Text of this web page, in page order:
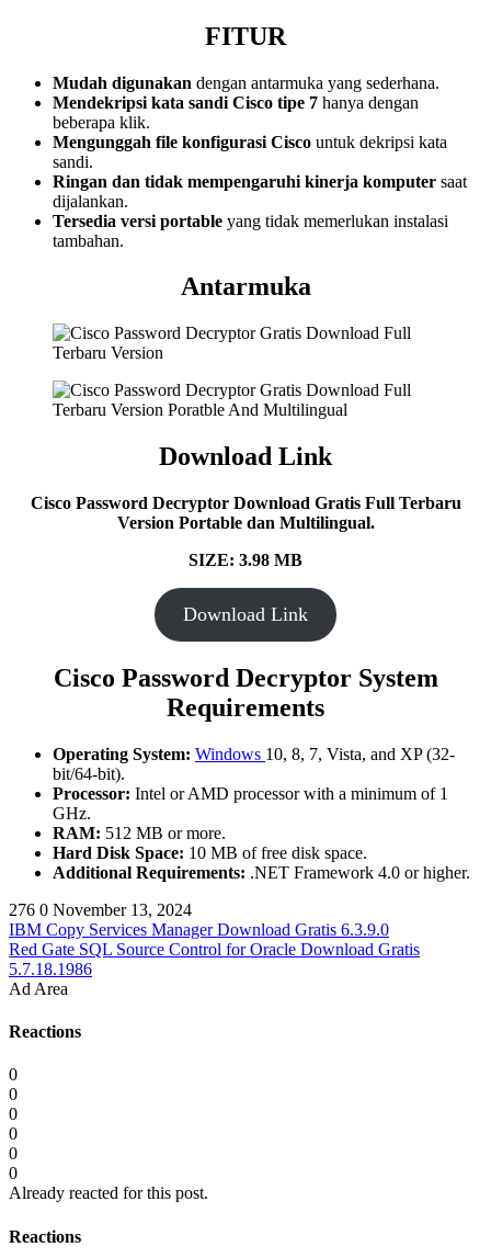
FITUR
Mudah digunakan dengan antarmuka yang sederhana.
Mendekripsi kata sandi Cisco tipe 7 hanya dengan
beberapa klik.
Mengunggah file konfigurasi Cisco untuk dekripsi kata
sandi.
Ringan dan tidak mempengaruhi kinerja komputer saat
dijalankan.
Tersedia versi portable yang tidak memerlukan instalasi
tambahan.
Antarmuka
Download Link
Cisco Password Decryptor Download Gratis Full Terbaru
Version Portable dan Multilingual.
SIZE: 3.98 MB
Download Link
Cisco Password Decryptor System
Requirements
Operating System: Windows 10, 8, 7, Vista, and XP (32-
bit/64-bit).
Processor: Intel or AMD processor with a minimum of 1
GHz.
RAM: 512 MB or more.
Hard Disk Space: 10 MB of free disk space.
Additional Requirements: .NET Framework 4.0 or higher.
276 0 November 13, 2024
IBM Copy Services Manager Download Gratis 6.3.9.0
Red Gate SQL Source Control for Oracle Download Gratis
5.7.18.1986
Ad Area
Reactions
0
0
0
0
0
0
Already reacted for this post.
Reactions